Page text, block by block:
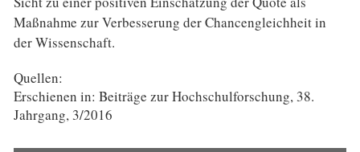
Maßnahme zur Verbesserung der Chancengleichheit in
der Wissenschaft.
Quellen:
Erschienen in: Beiträge zur Hochschulforschung, 38.
Jahrgang, 3/2016